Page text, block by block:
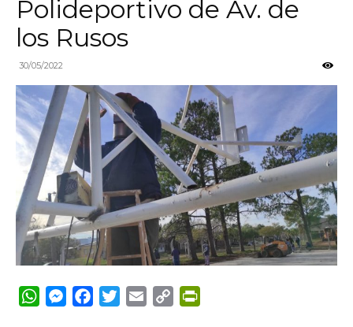
Polideportivo de Av. de
los Rusos
30/05/2022
WhatsApp
Messenger
FacebookTwitterEmail Copy